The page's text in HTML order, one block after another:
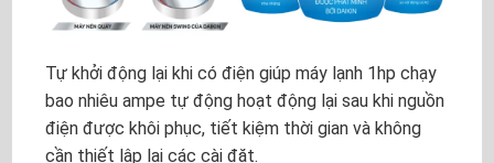
Tự khởi động lại khi có điện giúp máy lạnh 1hp chạy
bao nhiêu ampe tự động hoạt động lại sau khi nguồn
điện được khôi phục, tiết kiệm thời gian và không
cần thiết lập lại các cài đặt.